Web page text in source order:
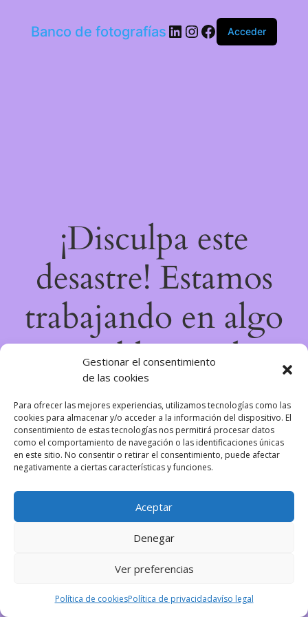
Gestionar el consentimiento
de las cookies
Para ofrecer las mejores experiencias, utilizamos tecnologías como las
cookies para almacenar y/o acceder a la información del dispositivo. El
consentimiento de estas tecnologías nos permitirá procesar datos
como el comportamiento de navegación o las identificaciones únicas
en este sitio. No consentir o retirar el consentimiento, puede afectar
negativamente a ciertas características y funciones.
Aceptar
Denegar
Ver preferencias
Política de cookiesPolítica de privacidadavíso legal
Banco de fotografías LinkedIn
Instagram
Facebook
Acceder
¡Disculpa este
desastre! Estamos
trabajando en algo
increíble, ¡vuelve
pronto!